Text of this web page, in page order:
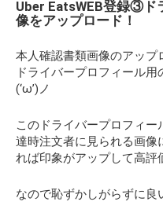
Uber EatsWEB登録③ド
像をアップロード！
本人確認書類画像のアッ
ドライバープロフィール
(‘ω’)ノ
このドライバープロフィー
達時注文者に見られる画像
れば印象がアップして高評
なので恥ずかしがらずに良